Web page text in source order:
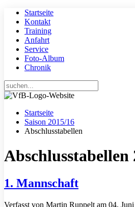
Startseite
Kontakt
Training
Anfahrt
Service
Foto-Album
Chronik
Startseite
Saison 2015/16
Abschlusstabellen
Abschlusstabellen
1. Mannschaft
Verfasst von Martin Ruppelt am 04.